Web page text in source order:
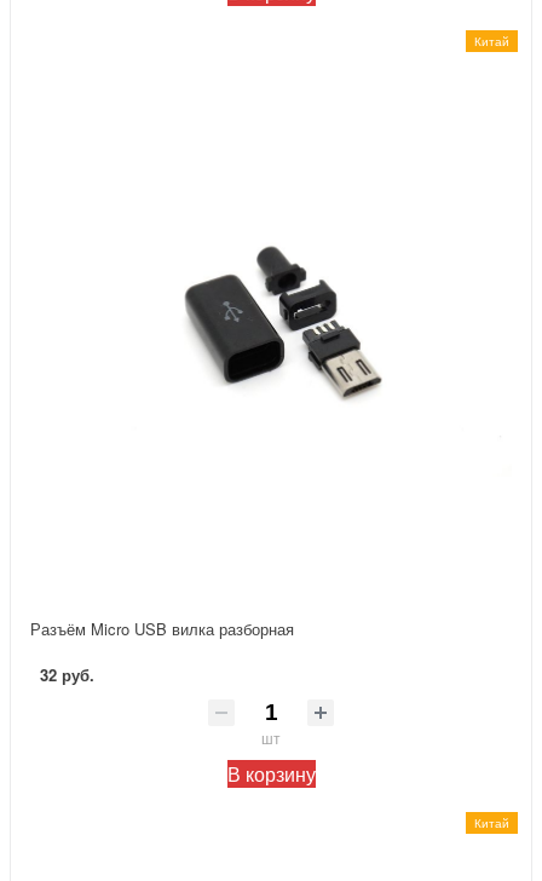
Китай
Разъём Micro USB вилка разборная
32 руб.
шт
В корзину
Китай